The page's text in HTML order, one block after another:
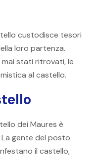
custodisce tesori
loro partenza.
stati ritrovati, le
al castello.
dei Maures è
gente del posto
il castello,